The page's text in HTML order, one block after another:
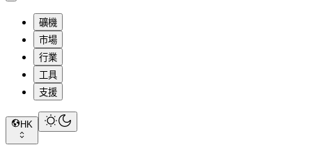
礦機
市場
行業
工具
支援
HK